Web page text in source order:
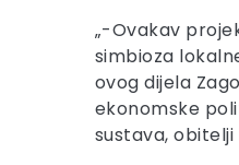
„-Ovakav
simbioza
ovog dijela
ekonomske
sustava,